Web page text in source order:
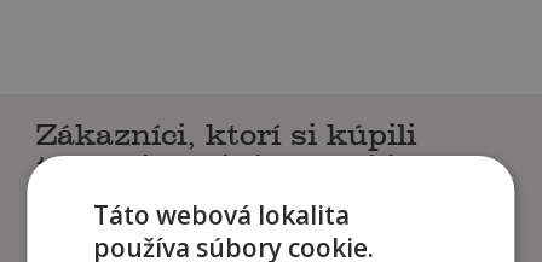
Zákazníci, ktorí si kúpili
tento titul si tiež kúpili
Táto webová lokalita
používa súbory cookie.